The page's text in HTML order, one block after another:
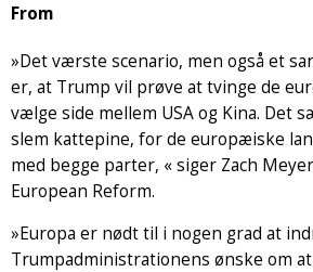
From
»Det værste scenario, men også et
er, at Trump vil prøve at tvinge de
vælge side mellem USA og Kina. Det
slem kattepine, for de europæiske
med begge parter, « siger Zach
European Reform.
»Europa er nødt til i nogen grad at
Trumpadministrationens ønske om